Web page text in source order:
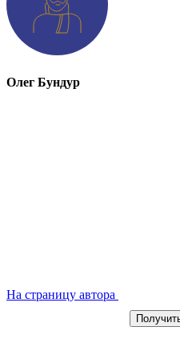
Олег Бундур
На страницу автора